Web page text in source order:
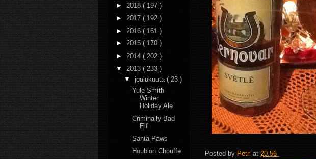
Posted by Petri at 20.56
► 2018 ( 197 )
► 2017 ( 192 )
► 2016 ( 161 )
► 2015 ( 170 )
► 2014 ( 202 )
▼ 2013 ( 233 )
▼ joulukuuta ( 23 )
Yule Smith
Winter
Holiday Ale
Criminally Bad
Elf
Santa Paws
Houblon Chouffe